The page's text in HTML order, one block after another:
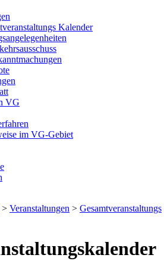
Kalender
VG
im VG-Gebiet
> Veranstaltungen > Gesamtveranstaltungs